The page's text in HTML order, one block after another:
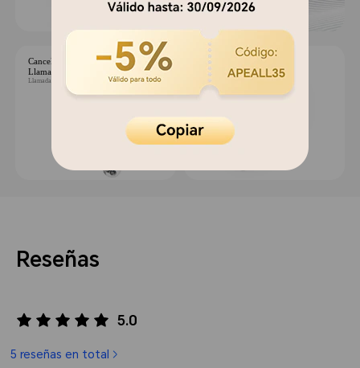
Cancelación de Ruido en
Llamadas con Triple Micrófono
Llamadas cristalinas
Doble Modo de Atención
Comunicación sin barreras
Reseñas
5.0
5 reseñas en total